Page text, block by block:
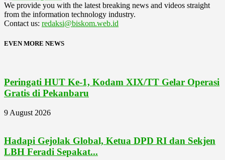
We provide you with the latest breaking news and videos straight
from the information technology industry.
Contact us: redaksi@biskom.web.id
EVEN MORE NEWS
Peringati HUT Ke-1, Kodam XIX/TT Gelar Operasi
Gratis di Pekanbaru
9 August 2026
Hadapi Gejolak Global, Ketua DPD RI dan Sekjen
LBH Feradi Sepakat...